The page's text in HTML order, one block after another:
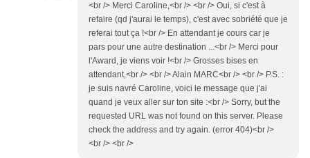
<br /> Merci Caroline,<br /> <br /> Oui, si c'est à
refaire (qd j'aurai le temps), c'est avec sobriété que je
referai tout ça !<br /> En attendant je cours car je
pars pour une autre destination ...<br /> Merci pour
l'Award, je viens voir !<br /> Grosses bises en
attendant,<br /> <br /> Alain MARC<br /> <br /> P.S. :
je suis navré Caroline, voici le message que j'ai
quand je veux aller sur ton site :<br /> Sorry, but the
requested URL was not found on this server. Please
check the address and try again. (error 404)<br />
<br /> <br />